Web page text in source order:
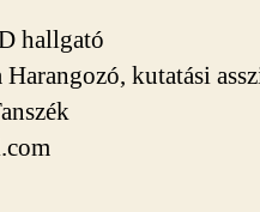
hallgató
kutatási